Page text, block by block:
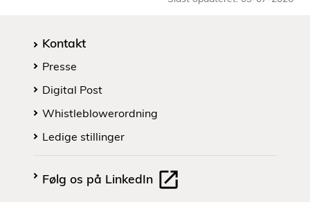
Kontakt
Presse
Digital Post
Whistleblowerordning
Ledige stillinger
Følg os på LinkedIn